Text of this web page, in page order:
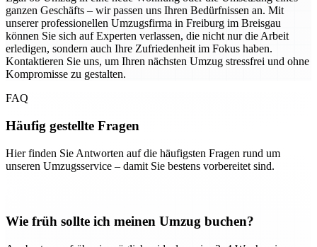
ganzen Geschäfts – wir passen uns Ihren Bedürfnissen an. Mit
unserer professionellen Umzugsfirma in Freiburg im Breisgau
können Sie sich auf Experten verlassen, die nicht nur die Arbeit
erledigen, sondern auch Ihre Zufriedenheit im Fokus haben.
Kontaktieren Sie uns, um Ihren nächsten Umzug stressfrei und ohne
Kompromisse zu gestalten.
FAQ
Häufig gestellte Fragen
Hier finden Sie Antworten auf die häufigsten Fragen rund um
unseren Umzugsservice – damit Sie bestens vorbereitet sind.
Wie früh sollte ich meinen Umzug buchen?